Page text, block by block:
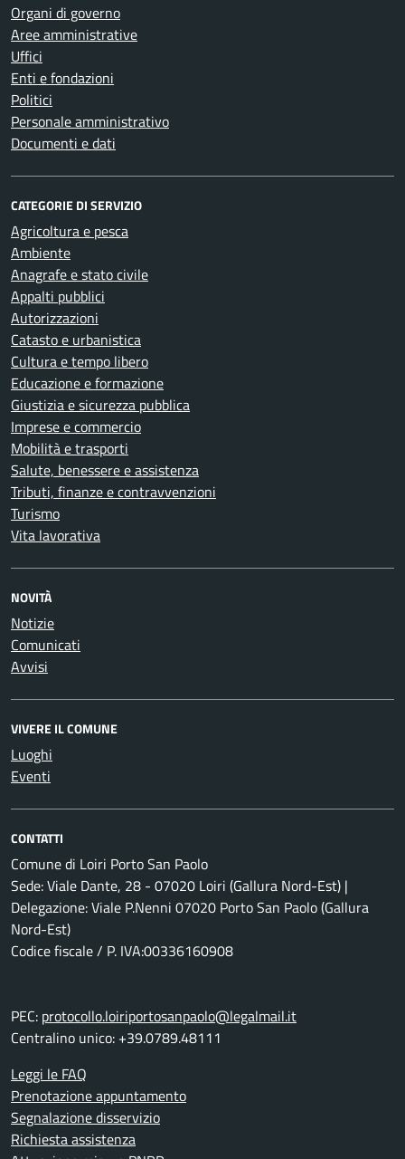
Organi di governo
Aree amministrative
Uffici
Enti e fondazioni
Politici
Personale amministrativo
Documenti e dati
CATEGORIE DI SERVIZIO
Agricoltura e pesca
Ambiente
Anagrafe e stato civile
Appalti pubblici
Autorizzazioni
Catasto e urbanistica
Cultura e tempo libero
Educazione e formazione
Giustizia e sicurezza pubblica
Imprese e commercio
Mobilità e trasporti
Salute, benessere e assistenza
Tributi, finanze e contravvenzioni
Turismo
Vita lavorativa
NOVITÀ
Notizie
Comunicati
Avvisi
VIVERE IL COMUNE
Luoghi
Eventi
CONTATTI
Comune di Loiri Porto San Paolo
Sede: Viale Dante, 28 - 07020 Loiri (Gallura Nord-Est) |
Delegazione: Viale P.Nenni 07020 Porto San Paolo (Gallura
Nord-Est)
Codice fiscale / P. IVA:00336160908
PEC: protocollo.loiriportosanpaolo@legalmail.it
Centralino unico: +39.0789.48111
Leggi le FAQ
Prenotazione appuntamento
Segnalazione disservizio
Richiesta assistenza